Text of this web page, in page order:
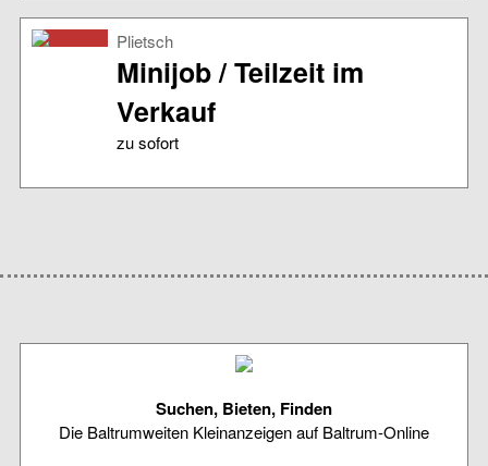
Plietsch
Minijob / Teilzeit im
Verkauf
zu sofort
Suchen, Bieten, Finden
Die Baltrumweiten Kleinanzeigen auf Baltrum-Online